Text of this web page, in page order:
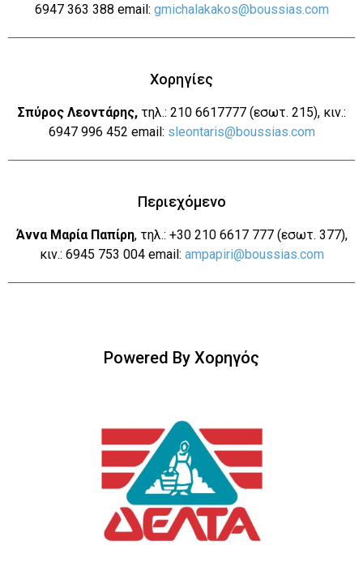
6947 363 388 email: gmichalakakos@boussias.com
Χορηγίες
Σπύρος Λεοντάρης, τηλ.: 210 6617777 (εσωτ. 215), κιν.:
6947 996 452 email: sleontaris@boussias.com
Περιεχόμενο
Άννα Μαρία Παπίρη, τηλ.: +30 210 6617 777 (εσωτ. 377),
κιν.: 6945 753 004 email: ampapiri@boussias.com
Powered By Χορηγός